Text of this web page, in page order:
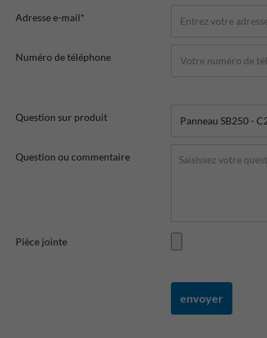
Adresse e-mail*
Numéro de téléphone
Question sur produit
Question ou commentaire
Pièce jointe
envoyer